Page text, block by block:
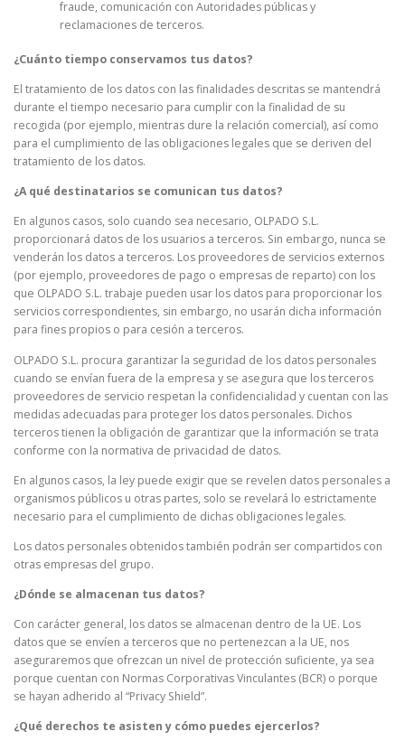
fraude, comunicación con Autoridades públicas y
reclamaciones de terceros.
¿Cuánto tiempo conservamos tus datos?
El tratamiento de los datos con las finalidades descritas se mantendrá
durante el tiempo necesario para cumplir con la finalidad de su
recogida (por ejemplo, mientras dure la relación comercial), así como
para el cumplimiento de las obligaciones legales que se deriven del
tratamiento de los datos.
¿A qué destinatarios se comunican tus datos?
En algunos casos, solo cuando sea necesario, OLPADO S.L.
proporcionará datos de los usuarios a terceros. Sin embargo, nunca se
venderán los datos a terceros. Los proveedores de servicios externos
(por ejemplo, proveedores de pago o empresas de reparto) con los
que OLPADO S.L. trabaje pueden usar los datos para proporcionar los
servicios correspondientes, sin embargo, no usarán dicha información
para fines propios o para cesión a terceros.
OLPADO S.L. procura garantizar la seguridad de los datos personales
cuando se envían fuera de la empresa y se asegura que los terceros
proveedores de servicio respetan la confidencialidad y cuentan con las
medidas adecuadas para proteger los datos personales. Dichos
terceros tienen la obligación de garantizar que la información se trata
conforme con la normativa de privacidad de datos.
En algunos casos, la ley puede exigir que se revelen datos personales a
organismos públicos u otras partes, solo se revelará lo estrictamente
necesario para el cumplimiento de dichas obligaciones legales.
Los datos personales obtenidos también podrán ser compartidos con
otras empresas del grupo.
¿Dónde se almacenan tus datos?
Con carácter general, los datos se almacenan dentro de la UE. Los
datos que se envíen a terceros que no pertenezcan a la UE, nos
aseguraremos que ofrezcan un nivel de protección suficiente, ya sea
porque cuentan con Normas Corporativas Vinculantes (BCR) o porque
se hayan adherido al “Privacy Shield”.
¿Qué derechos te asisten y cómo puedes ejercerlos?